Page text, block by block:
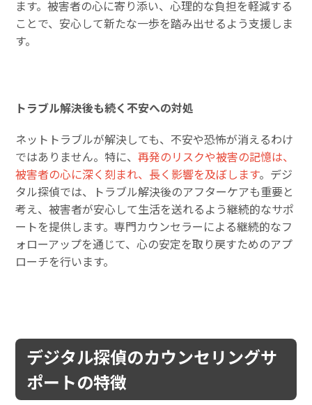
ます。被害者の心に寄り添い、心理的な負担を軽減する
ことで、安心して新たな一歩を踏み出せるよう支援しま
す。
トラブル解決後も続く不安への対処
ネットトラブルが解決しても、不安や恐怖が消えるわけ
ではありません。特に、再発のリスクや被害の記憶は、
被害者の心に深く刻まれ、長く影響を及ぼします。デジ
タル探偵では、トラブル解決後のアフターケアも重要と
考え、被害者が安心して生活を送れるよう継続的なサポ
ートを提供します。専門カウンセラーによる継続的なフ
ォローアップを通じて、心の安定を取り戻すためのアプ
ローチを行います。
デジタル探偵のカウンセリングサ
ポートの特徴